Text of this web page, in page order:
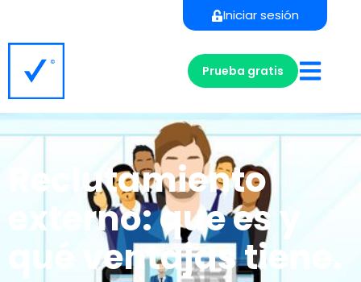
Iniciar sesión
Prueba gratis
Reclutamiento
externo: que es y
qué ventajas tiene.